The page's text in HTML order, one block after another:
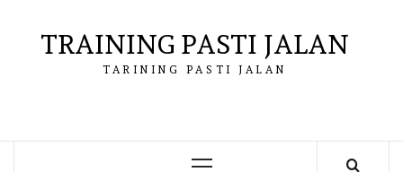
contentTRAINING PASTI JALAN
TARINING PASTI JALAN